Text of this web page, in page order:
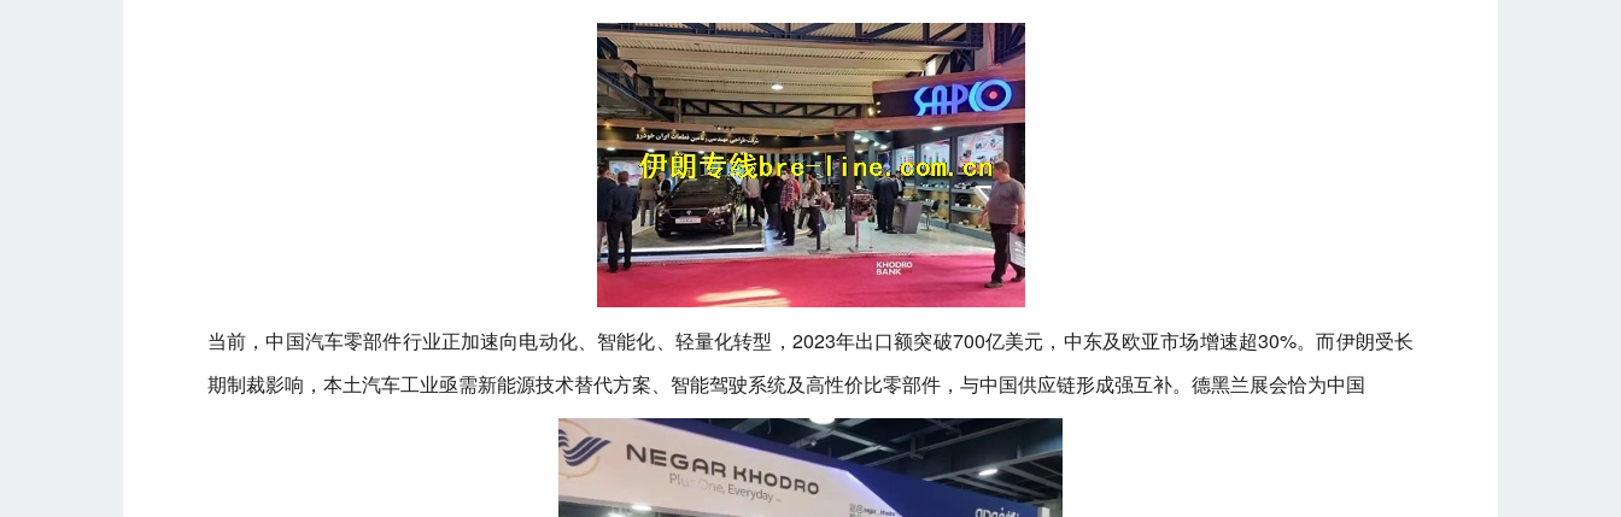
当前，中国汽车零部件行业正加速向电动化、智能化、轻量化转型，2023年出口额突破700亿美元，中东及欧亚市场增速超30%。而伊朗受长
期制裁影响，本土汽车工业亟需新能源技术替代方案、智能驾驶系统及高性价比零部件，与中国供应链形成强互补。德黑兰展会恰为中国